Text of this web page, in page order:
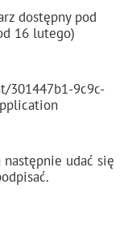
dostępny pod
16 lutego)
301447b1-9c9c-
następnie udać się